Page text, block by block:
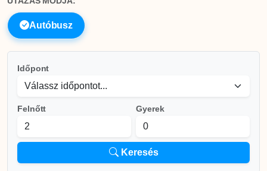
Autóbusz
Időpont
Felnőtt Gyerek
Keresés